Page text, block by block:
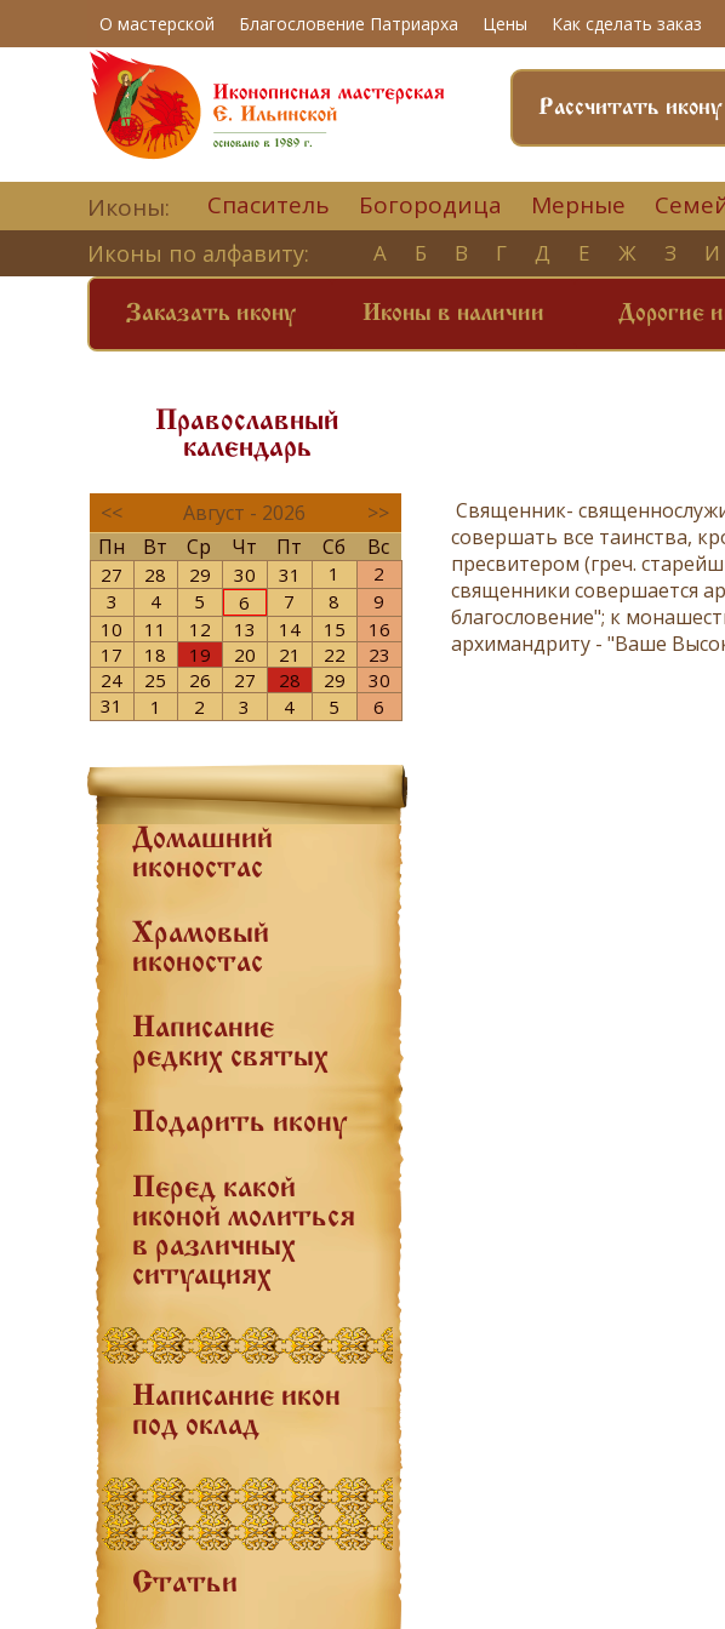
О мастерской Благословение Патриарха Цены Как сделать заказ
Рассчитать икону
Иконы: Спаситель Богородица Мерные
Иконы по алфавиту: А Б В Г Д Е Ж З И
Заказать икону Иконы в наличии Дорогие
Православный
календарь
<< Август - 2026
>>
Пн
Вт Ср Чт Пт Сб Вс
27 28 29 30 31 1
2
3
4 5 6 7 8
9
10
11 12 13 14 15
16
17
18 19 20 21 22
23
24
25 26 27 28 29
30
31
1 2 3 4 5 6
Домашний
иконостас
Храмовый
иконостас
Написание
редких святых
Подарить икону
Перед какой
иконой молиться
в различных
ситуациях
Написание икон
под оклад
Статьи
Священник-
совершать все таинства,
пресвитером (греч.
священники совершается
благословение"; к
архимандриту - "Ваше